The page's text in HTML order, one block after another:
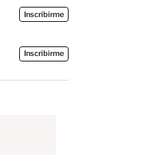
Inscribirme
Inscribirme